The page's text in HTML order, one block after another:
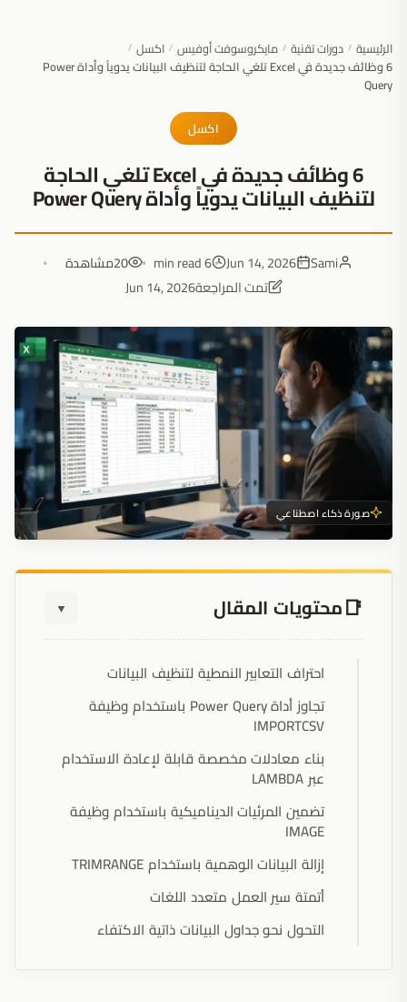
الرئيسية / دورات تقنية / مايكروسوفت أوفيس / اكسل /
6 وظائف جديدة في Excel تلغي الحاجة لتنظيف البيانات يدوياً وأداة Power
Query
اكسل
6 وظائف جديدة في Excel تلغي الحاجة
لتنظيف البيانات يدوياً وأداة Power Query
Sami
Jun 14, 2026
6 min read
20مشاهدة
تمت المراجعةJun 14, 2026
صورة ذكاء اصطناعي
محتويات المقال ▼
احتراف التعابير النمطية لتنظيف البيانات
تجاوز أداة Power Query باستخدام وظيفة
IMPORTCSV
بناء معادلات مخصصة قابلة لإعادة الاستخدام
عبر LAMBDA
تضمين المرئيات الديناميكية باستخدام وظيفة
IMAGE
إزالة البيانات الوهمية باستخدام TRIMRANGE
أتمتة سير العمل متعدد اللغات
التحول نحو جداول البيانات ذاتية الاكتفاء